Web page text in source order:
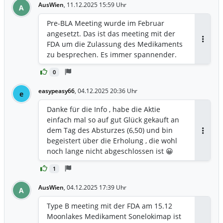
A AusWien, 11.12.2025 15:59 Uhr
0
Pre-BLA Meeting wurde im Februar
angesetzt. Das ist das meeting mit der
FDA um die Zulassung des Medikaments
zu besprechen. Es immer spannender.
e easypeasy66, 04.12.2025 20:36 Uhr
1
Danke für die Info , habe die Aktie
einfach mal so auf gut Glück gekauft an
dem Tag des Absturzes (6,50) und bin
begeistert über die Erholung , die wohl
noch lange nicht abgeschlossen ist 😀
A AusWien, 04.12.2025 17:39 Uhr
Type B meeting mit der FDA am 15.12
Moonlakes Medikament Sonelokimap ist